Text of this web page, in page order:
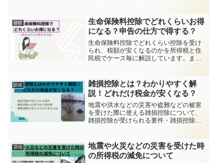
が支払うと控除の恩恵を受けられるのか
（課税されている人・税率が高い人）を
意識することで節税になります。
節税
生命保険料控除でどれくらいお得
になる？申告の仕方で得する？
生命保険料控除でどれくらい控除を受け
られ、税額が安くなるのかを所得税と住
民税でケース毎に解説しています。ま
節税
雑損控除とは？わかりやすく解
説！どれだけ税金が安くなる？
地震や洪水などの災害や盗難などの被害
を受けた際に使える雑損控除について、
雑損控除が受けられる要件・雑損控除の
税金が安くなるのかを詳しく解説。
節税
地震や火災などの災害を受けた時
の所得税の減免について